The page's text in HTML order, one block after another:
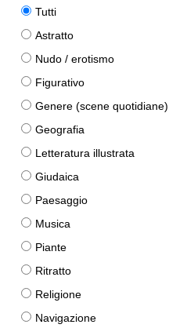
Tutti
Astratto
Nudo / erotismo
Figurativo
Genere (scene quotidiane)
Geografia
Letteratura illustrata
Giudaica
Paesaggio
Musica
Piante
Ritratto
Religione
Navigazione